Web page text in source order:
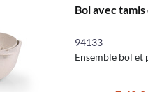
Bol avec
94133
Ensemble bol et